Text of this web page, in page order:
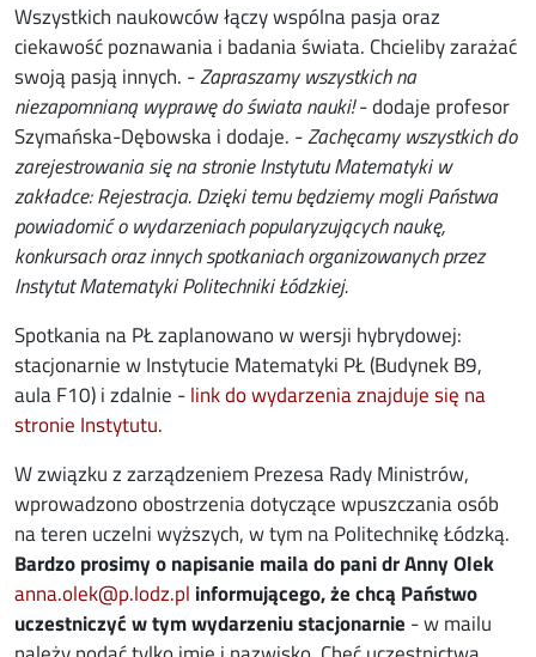
Wszystkich naukowców łączy wspólna pasja oraz
ciekawość poznawania i badania świata. Chcieliby zarażać
swoją pasją innych. -Zapraszamy wszystkich na
niezapomnianą wyprawę do świata nauki!- dodaje profesor
Szymańska-Dębowska i dodaje. -Zachęcamy wszystkich do
zarejestrowania się na stronie Instytutu Matematyki w
zakładce: Rejestracja. Dzięki temu będziemy mogli Państwa
powiadomić o wydarzeniach popularyzujących naukę,
konkursach oraz innych spotkaniach organizowanych przez
Instytut Matematyki Politechniki Łódzkiej.
Spotkania na PŁ zaplanowano w wersji hybrydowej:
stacjonarnie w Instytucie Matematyki PŁ (Budynek B9,
aula F10) i zdalnie -link do wydarzenia znajduje się na
stronie Instytutu.
W związku z zarządzeniem Prezesa Rady Ministrów,
wprowadzono obostrzenia dotyczące wpuszczania osób
na teren uczelni wyższych, w tym na Politechnikę Łódzką.
Bardzo prosimy o napisanie maila do pani dr Anny Olek
anna.olek@p.lodz.pl opens in new window
informującego, że chcą Państwo
uczestniczyć w tym wydarzeniu stacjonarnie - w mailu